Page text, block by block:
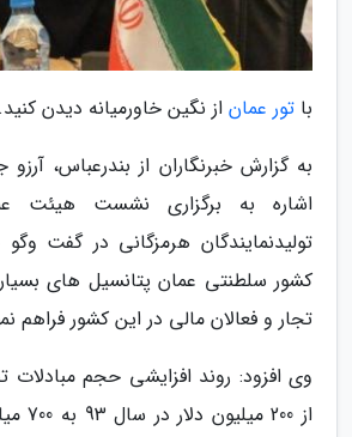
با تور عمان از نگین خاورمیانه دیدن کنید.
به گزارش خبرنگاران از بندرعباس، آرزو
اشاره به برگزاری نشست هیئت
تولیدنمایندگان هرمزگانی در گفت
کشور سلطنتی عمان پتانسیل های
تجار و فعالان مالی در این کشور فراهم
وی افزود: روند افزایشی حجم مبادلات
از 200